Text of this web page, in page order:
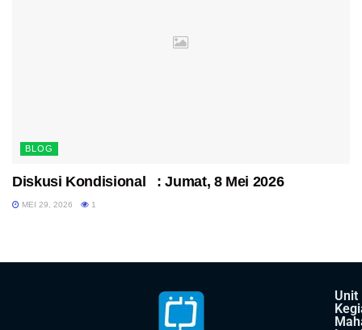
BLOG
Diskusi Kondisional : Jumat, 8 Mei 2026
MEI 29, 2026 1
Unit